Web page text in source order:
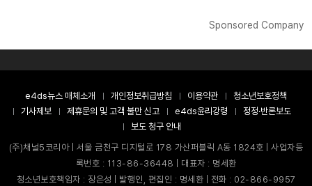
Sponsored Company
e4ds뉴스 매체소개 개인정보취급방침 이용약관
청소년보호정책
기사제보
제휴문의 및 고객 불만 신고 e4ds윤리강령
정정·반론보도
보도 청구 안내
(주)채널5코리아 | 서울 금천구 디지털로 178 가산퍼블릭 A동 1824호 | 사업자등
록번호 : 113-86-36448 | 대표자 : 명세환
청소년보호책임자 : 장은성 | 발행인, 편집인 : 명세환 | 전화 : 02-866-9957